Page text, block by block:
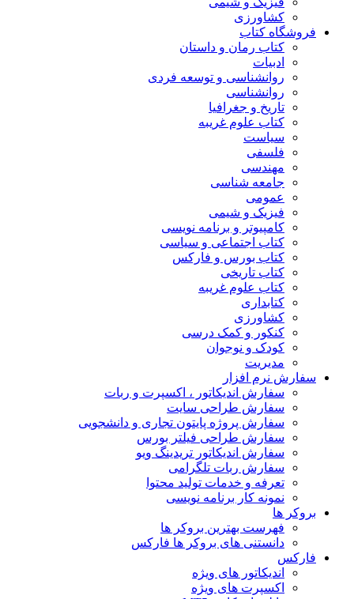
کشاورزی
فروشگاه کتاب
کتاب رمان و داستان
ادبیات
روانشناسی و توسعه فردی
روانشناسی
تاریخ و جغرافیا
کتاب علوم غریبه
سیاست
فلسفی
مهندسی
جامعه شناسی
عمومی
فیزیک و شیمی
کامپیوتر و برنامه نویسی
کتاب اجتماعی و سیاسی
کتاب بورس و فارکس
کتاب تاریخی
کتاب علوم غریبه
کتابداری
کشاورزی
کنکور و کمک‌ درسی
کودک و نوجوان
مدیریت
سفارش نرم افزار
سفارش اندیکاتور ، اکسپرت و ربات
سفارش طراحی سایت
سفارش پروژه پایتون تجاری و دانشجویی
سفارش طراحی فیلتر بورس
سفارش اندیکاتور تریدینگ ویو
سفارش ربات تلگرامی
تعرفه و خدمات تولید محتوا
نمونه کار برنامه نویسی
بروکر ها
فهرست بهترین بروکر ها
دانستنی های بروکر ها فارکس
فارکس
اندیکاتور های ویژه
اکسپرت های ویژه